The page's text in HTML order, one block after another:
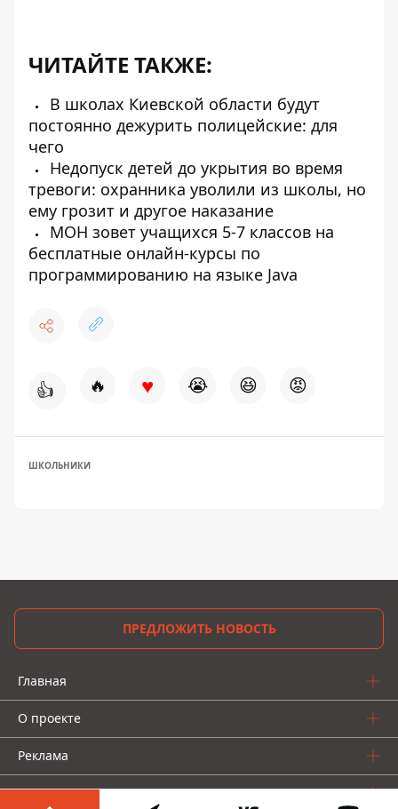
ЧИТАЙТЕ ТАКЖЕ:
В школах Киевской области будут
постоянно дежурить полицейские: для
чего
Недопуск детей до укрытия во время
тревоги: охранника уволили из школы, но
ему грозит и другое наказание
МОН зовет учащихся 5-7 классов на
бесплатные онлайн-курсы по
программированию на языке Java
👍 🔥 ♥ 😭 😆 😡
ШКОЛЬНИКИ
ПРЕДЛОЖИТЬ НОВОСТЬ
Главная
О проекте
Реклама
О нас